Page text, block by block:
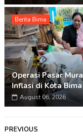
Berita Bima
Operasi Pasar
Inflasi di Kota Bima
August 06, 2026
PREVIOUS